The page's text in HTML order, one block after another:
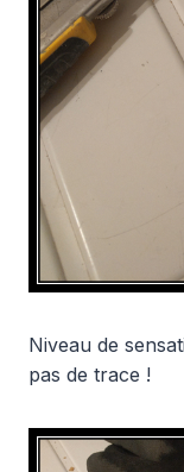
Niveau de
pas de trace !